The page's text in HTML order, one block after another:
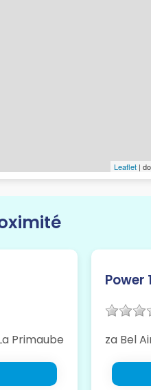
Leaflet |
Primaube
Power
za Bel